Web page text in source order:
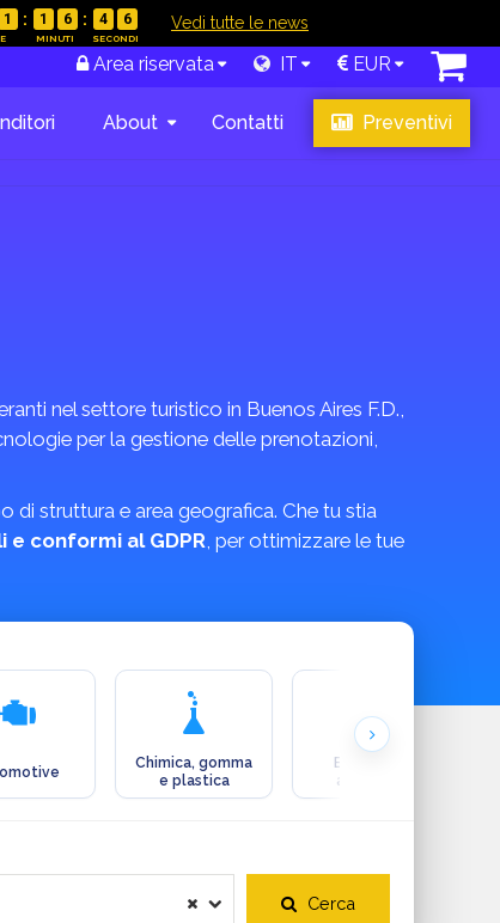
1 1 6 4 5 Vedi tutte le news
Area riservata IT EUR
About Contatti Preventivi
nel settore turistico in Buenos Aires F.D.,
per la gestione delle prenotazioni,
di struttura e area geografica. Che tu stia
e conformi al GDPR, per ottimizzare le tue
Chimica, gomma
e plastica
Ecologia e
ambiente
Cerca